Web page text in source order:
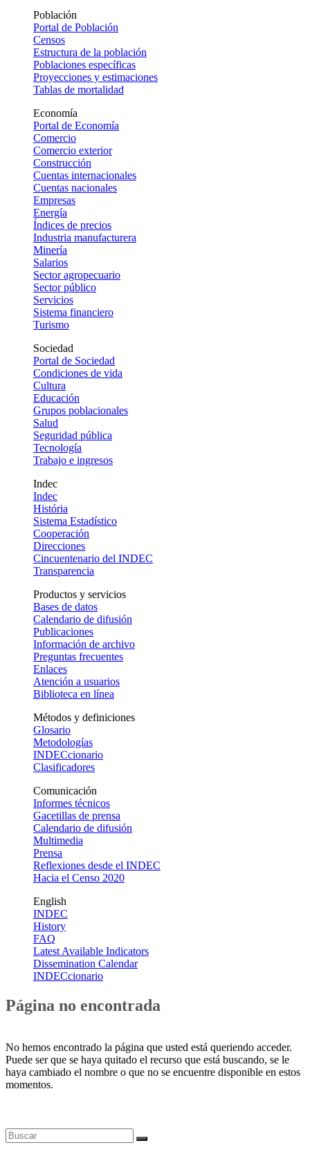
Población
Portal de Población
Censos
Estructura de la población
Poblaciones específicas
Proyecciones y estimaciones
Tablas de mortalidad
Economía
Portal de Economía
Comercio
Comercio exterior
Construcción
Cuentas internacionales
Cuentas nacionales
Empresas
Energía
Índices de precios
Industria manufacturera
Minería
Salarios
Sector agropecuario
Sector público
Servicios
Sistema financiero
Turismo
Sociedad
Portal de Sociedad
Condiciones de vida
Cultura
Educación
Grupos poblacionales
Salud
Seguridad pública
Tecnología
Trabajo e ingresos
Indec
Indec
História
Sistema Estadístico
Cooperación
Direcciones
Cincuentenario del INDEC
Transparencia
Productos y servicios
Bases de datos
Calendario de difusión
Publicaciones
Información de archivo
Preguntas frecuentes
Enlaces
Atención a usuarios
Biblioteca en línea
Métodos y definiciones
Glosario
Metodologías
INDECcionario
Clasificadores
Comunicación
Informes técnicos
Gacetillas de prensa
Calendario de difusión
Multimedia
Prensa
Reflexiones desde el INDEC
Hacia el Censo 2020
English
INDEC
History
FAQ
Latest Available Indicators
Dissemination Calendar
INDECcionario
Página no encontrada
No hemos encontrado la página que usted está queriendo acceder.
Puede ser que se haya quitado el recurso que está buscando, se le
haya cambiado el nombre o que no se encuentre disponible en estos
momentos.